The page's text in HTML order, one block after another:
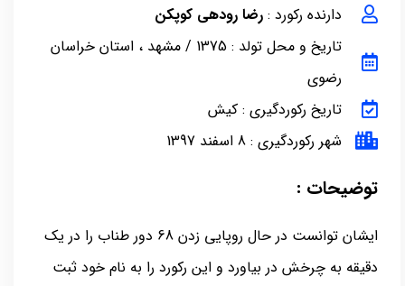
دارنده رکورد : رضا رودهی کوپکن
تاریخ و محل تولد : 1375 / مشهد ، استان خراسان
رضوی
تاریخ رکوردگیری : کیش
شهر رکوردگیری : 8 اسفند 1397
توضیحات :
ایشان توانست در حال روپایی زدن 68 دور طناب را در یک
دقیقه به چرخش در بیاورد و این رکورد را به نام خود ثبت